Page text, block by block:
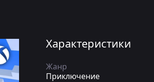
Характеристики
Жанр
Приключение